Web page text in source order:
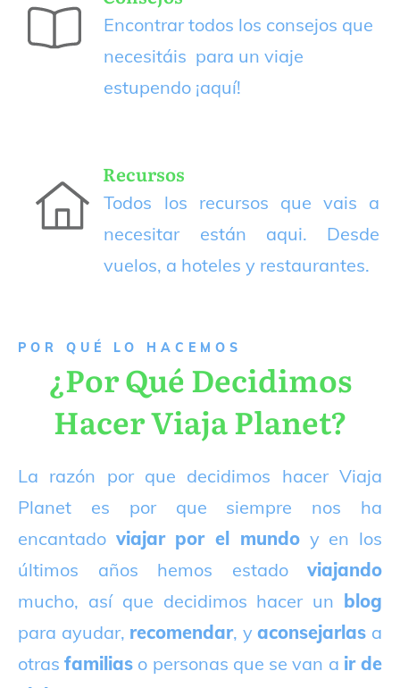
Encontrar todos los consejos que
necesitáis para un viaje
estupendo ¡aquí!
Recursos
Todos los recursos que vais a
necesitar están aqui. Desde
vuelos, a hoteles y restaurantes.
P OR QUÉ LO HACEMOS
¿Por Qué Decidimos
Hacer Viaja Planet?
La razón por que decidimos hacer Viaja
Planet es por que siempre nos ha
encantado viajar por el mundoy en los
últimos años hemos estado viajando
mucho, así que decidimos hacer un blog
para ayudar, recomendar, yaconsejarlas a
otrasfamilias o personas que se van a ir de